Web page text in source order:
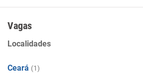
Vagas
Localidades
Ceará (1)